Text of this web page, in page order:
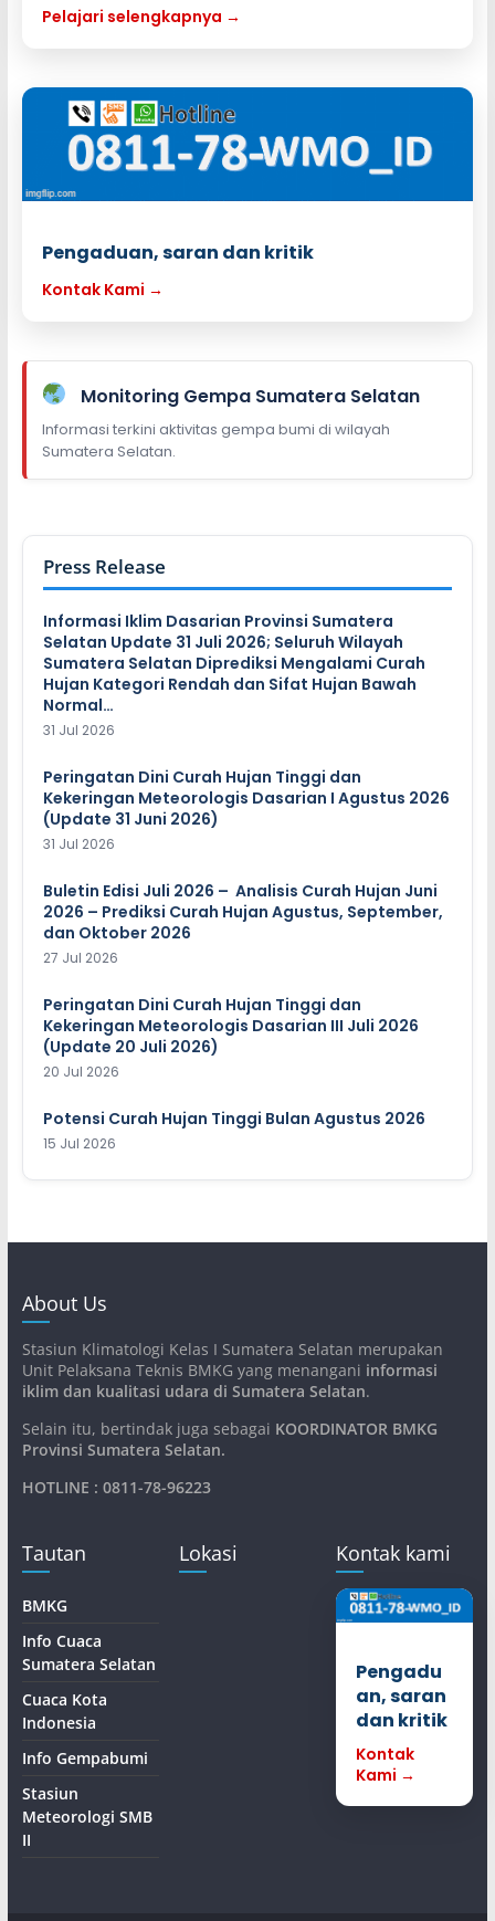
Pelajari selengkapnya →
Pengaduan, saran dan kritik
Kontak Kami →
Monitoring Gempa Sumatera Selatan
Informasi terkini aktivitas gempa bumi di wilayah
Sumatera Selatan.
Press Release
Informasi Iklim Dasarian Provinsi Sumatera
Selatan Update 31 Juli 2026; Seluruh Wilayah
Sumatera Selatan Diprediksi Mengalami Curah
Hujan Kategori Rendah dan Sifat Hujan Bawah
Normal…
31 Jul 2026
Peringatan Dini Curah Hujan Tinggi dan
Kekeringan Meteorologis Dasarian I Agustus 2026
(Update 31 Juni 2026)
31 Jul 2026
Buletin Edisi Juli 2026 – Analisis Curah Hujan Juni
2026 – Prediksi Curah Hujan Agustus, September,
dan Oktober 2026
27 Jul 2026
Peringatan Dini Curah Hujan Tinggi dan
Kekeringan Meteorologis Dasarian III Juli 2026
(Update 20 Juli 2026)
20 Jul 2026
Potensi Curah Hujan Tinggi Bulan Agustus 2026
15 Jul 2026
About Us
Stasiun Klimatologi Kelas I Sumatera Selatan merupakan
Unit Pelaksana Teknis BMKG yang menangani informasi
iklim dan kualitasi udara di Sumatera Selatan.
Selain itu, bertindak juga sebagai KOORDINATOR BMKG
Provinsi Sumatera Selatan.
HOTLINE : 0811-78-96223
Tautan
BMKG
Info Cuaca
Sumatera Selatan
Cuaca Kota
Indonesia
Info Gempabumi
Stasiun
Meteorologi SMB
II
Lokasi Kontak kami
Pengadu
an, saran
dan kritik
Kontak
Kami →